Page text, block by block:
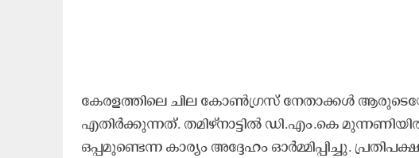
കേരളത്തിലെ ചില കോൺഗ്രസ് നേതാക്കൾ
എതിർക്കുന്നത്. തമിഴ്‌നാട്ടിൽ ഡി.എം.കെ
ഒപ്പമുണ്ടെന്ന കാര്യം അദ്ദേഹം ഓർമ്മിപ്പിച്ചു.